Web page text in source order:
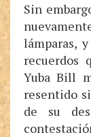
Sin
lámparas,
recuerdos
Yuba Bill
resentido
de su